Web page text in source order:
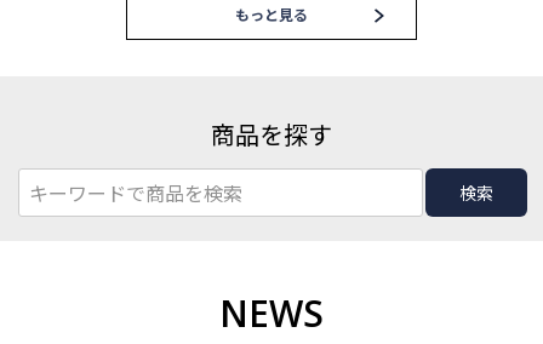
もっと見る
商品を探す
検索
NEWS